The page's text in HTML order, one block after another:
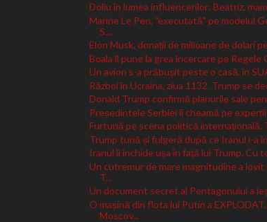
Doliu în lumea influencerilor: Beatriz,
Marine Le Pen, "executată" pe modelul
S...
Elon Musk, donații de milioane de dolari
Boala îl pune la grea încercare pe Regele
Un avion s-a prăbușit peste o casă, în
Război în Ucraina, ziua 1132. Trump se
Donald Trump confirmă planurile sale
Președintele Serbiei îi cheamă pe experții
Furtună pe scena politică internațională.
Trump tună și fulgeră după ce Iranul i-a
Iranul îi închide ușa în față lui Trump. Cu
Un cutremur de mare magnitudine a
T...
Un document secret al Pentagonului a
O mașină din flota lui Putin a EXPLODAT,
Moscov...